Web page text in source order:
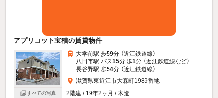
アプリコット宝積の賃貸物件
すべての写真
大学前駅 歩59分 （近江鉄道線）
八日市駅 バス15分 歩1分 （近江鉄道線など）
長谷野駅 歩54分 （近江鉄道線）
滋賀県東近江市大森町1989番地
2階建 / 19年2ヶ月 / 木造